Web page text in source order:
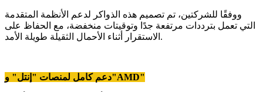
ووفقًا للشركتين، تم تصميم هذه الذواكر لدعم الأنظمة المتقدمة
التي تعمل بترددات مرتفعة جدًا وتوقيتات منخفضة، مع الحفاظ على
الاستقرار أثناء الأحمال الثقيلة طويلة الأمد.
دعم كامل لمنصات "إنتل" و"AMD"